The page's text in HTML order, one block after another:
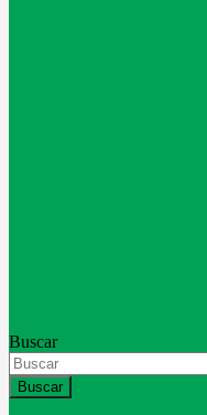
Buscar
Buscar